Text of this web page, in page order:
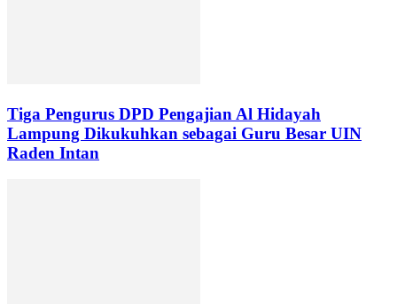
Tiga Pengurus DPD Pengajian Al Hidayah
Lampung Dikukuhkan sebagai Guru Besar UIN
Raden Intan